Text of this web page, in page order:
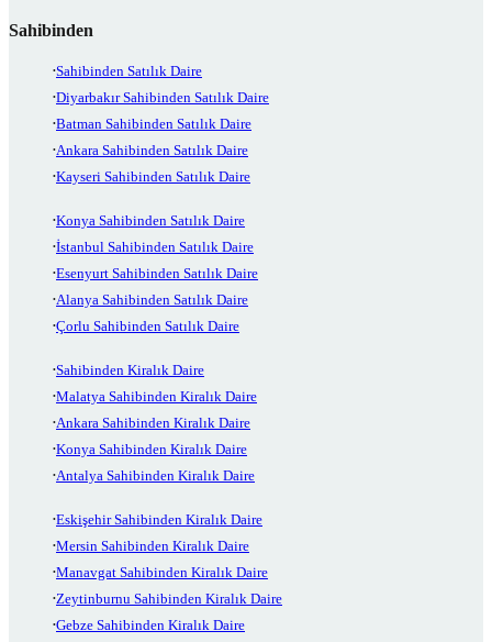
Sahibinden
Sahibinden Satılık Daire
Diyarbakır Sahibinden Satılık Daire
Batman Sahibinden Satılık Daire
Ankara Sahibinden Satılık Daire
Kayseri Sahibinden Satılık Daire
Konya Sahibinden Satılık Daire
İstanbul Sahibinden Satılık Daire
Esenyurt Sahibinden Satılık Daire
Alanya Sahibinden Satılık Daire
Çorlu Sahibinden Satılık Daire
Sahibinden Kiralık Daire
Malatya Sahibinden Kiralık Daire
Ankara Sahibinden Kiralık Daire
Konya Sahibinden Kiralık Daire
Antalya Sahibinden Kiralık Daire
Eskişehir Sahibinden Kiralık Daire
Mersin Sahibinden Kiralık Daire
Manavgat Sahibinden Kiralık Daire
Zeytinburnu Sahibinden Kiralık Daire
Gebze Sahibinden Kiralık Daire